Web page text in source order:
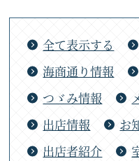
全て表示する
海商通り情報
つゞみ情報
出店情報
お
出店者紹介